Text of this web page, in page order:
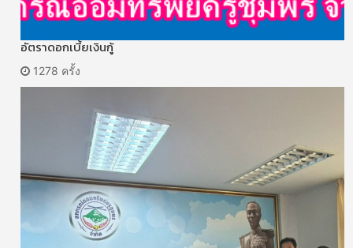
อัตราดอกเบี้ยเงินกู้
1278 ครั้ง